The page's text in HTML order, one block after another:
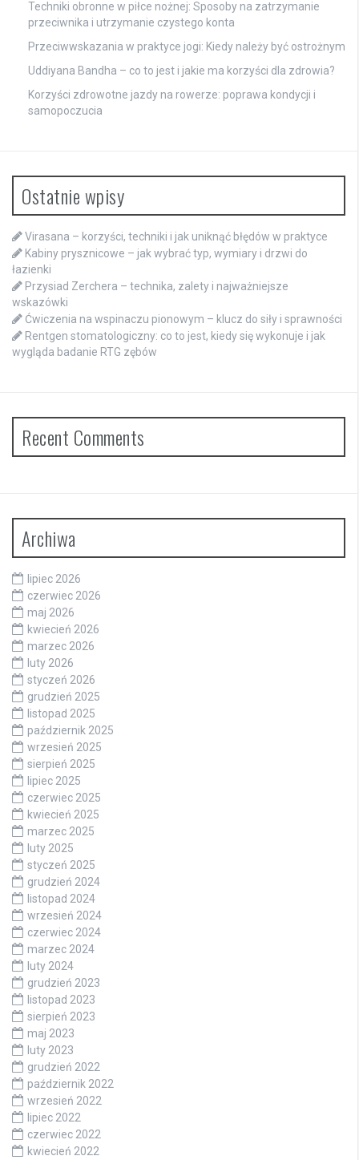
Techniki obronne w piłce nożnej: Sposoby na zatrzymanie
przeciwnika i utrzymanie czystego konta
Przeciwwskazania w praktyce jogi: Kiedy należy być ostrożnym
Uddiyana Bandha – co to jest i jakie ma korzyści dla zdrowia?
Korzyści zdrowotne jazdy na rowerze: poprawa kondycji i
samopoczucia
Ostatnie wpisy
Virasana – korzyści, techniki i jak uniknąć błędów w praktyce
Kabiny prysznicowe – jak wybrać typ, wymiary i drzwi do
łazienki
Przysiad Zerchera – technika, zalety i najważniejsze
wskazówki
Ćwiczenia na wspinaczu pionowym – klucz do siły i sprawności
Rentgen stomatologiczny: co to jest, kiedy się wykonuje i jak
wygląda badanie RTG zębów
Recent Comments
Archiwa
lipiec 2026
czerwiec 2026
maj 2026
kwiecień 2026
marzec 2026
luty 2026
styczeń 2026
grudzień 2025
listopad 2025
październik 2025
wrzesień 2025
sierpień 2025
lipiec 2025
czerwiec 2025
kwiecień 2025
marzec 2025
luty 2025
styczeń 2025
grudzień 2024
listopad 2024
wrzesień 2024
czerwiec 2024
marzec 2024
luty 2024
grudzień 2023
listopad 2023
sierpień 2023
maj 2023
luty 2023
grudzień 2022
październik 2022
wrzesień 2022
lipiec 2022
czerwiec 2022
kwiecień 2022